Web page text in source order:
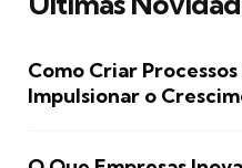
Como Criar
Impulsionar o